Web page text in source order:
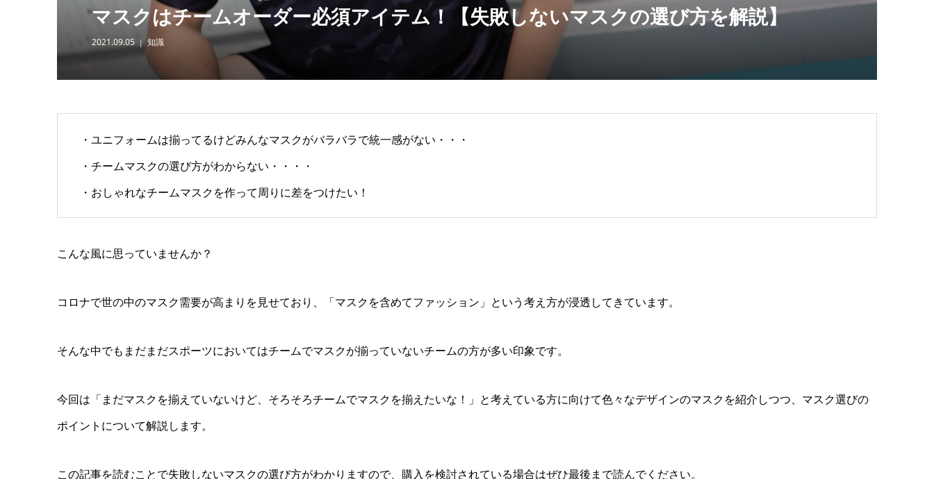
マスクはチームオーダー必須アイテム！【失敗しないマスクの選び方を解説】
2021.09.05 知識
・ユニフォームは揃ってるけどみんなマスクがバラバラで統一感がない・・・
・チームマスクの選び方がわからない・・・・
・おしゃれなチームマスクを作って周りに差をつけたい！
こんな風に思っていませんか？
コロナで世の中のマスク需要が高まりを見せており、「マスクを含めてファッション」という考え方が浸透してきています。
そんな中でもまだまだスポーツにおいてはチームでマスクが揃っていないチームの方が多い印象です。
今回は「まだマスクを揃えていないけど、そろそろチームでマスクを揃えたいな！」と考えている方に向けて色々なデザインのマスクを紹介しつつ、マスク選びの
ポイントについて解説します。
この記事を読むことで失敗しないマスクの選び方がわかりますので、購入を検討されている場合はぜひ最後まで読んでください。